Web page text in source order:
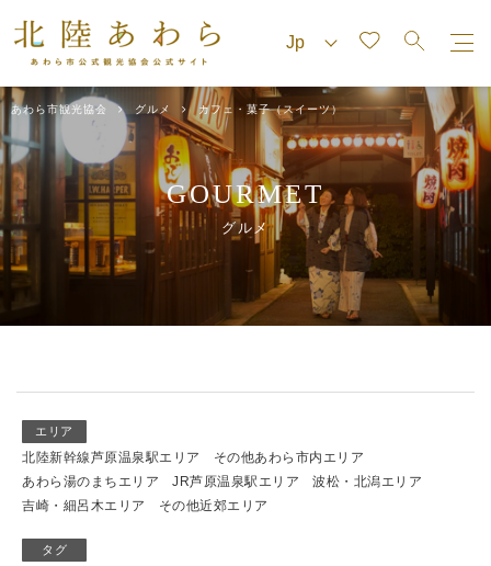
あわら市観光協会 グルメ カフェ・菓子（スイーツ）
GOURMET
グルメ
エリア
北陸新幹線芦原温泉駅エリア
その他あわら市内エリア
あわら湯のまちエリア
JR芦原温泉駅エリア
波松・北潟エリア
吉崎・細呂木エリア
その他近郊エリア
タグ